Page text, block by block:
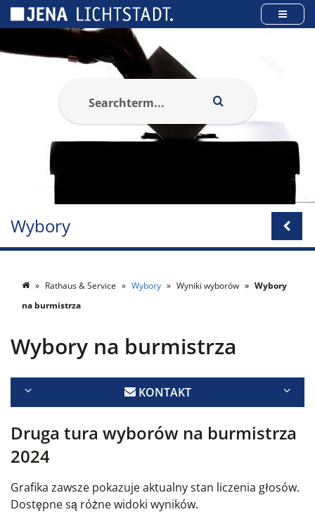
Wybory
Rathaus & Service Wybory Wyniki wyborów
Wybory
na burmistrza
Wybory na burmistrza
KONTAKT
Druga tura wyborów na burmistrza
2024
Grafika zawsze pokazuje aktualny stan liczenia głosów.
Dostępne są różne widoki wyników.
Panel zarządzania plikami cookies